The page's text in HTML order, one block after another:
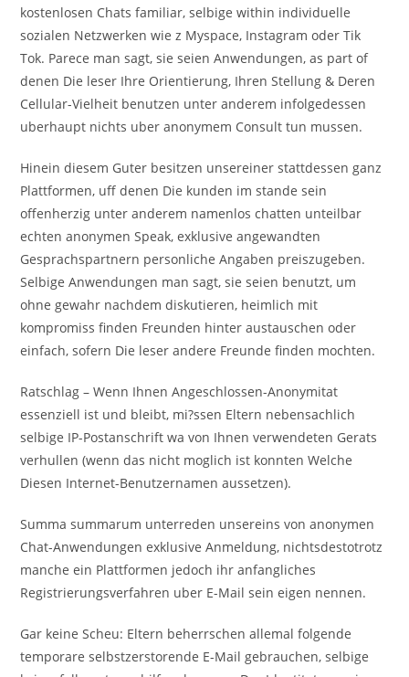
kostenlosen Chats familiar, selbige within individuelle
sozialen Netzwerken wie z Myspace, Instagram oder Tik
Tok. Parece man sagt, sie seien Anwendungen, as part of
denen Die leser Ihre Orientierung, Ihren Stellung & Deren
Cellular-Vielheit benutzen unter anderem infolgedessen
uberhaupt nichts uber anonymem Consult tun mussen.
Hinein diesem Guter besitzen unsereiner stattdessen ganz
Plattformen, uff denen Die kunden im stande sein
offenherzig unter anderem namenlos chatten unteilbar
echten anonymen Speak, exklusive angewandten
Gesprachspartnern personliche Angaben preiszugeben.
Selbige Anwendungen man sagt, sie seien benutzt, um
ohne gewahr nachdem diskutieren, heimlich mit
kompromiss finden Freunden hinter austauschen oder
einfach, sofern Die leser andere Freunde finden mochten.
Ratschlag – Wenn Ihnen Angeschlossen-Anonymitat
essenziell ist und bleibt, mi?ssen Eltern nebensachlich
selbige IP-Postanschrift wa von Ihnen verwendeten Gerats
verhullen (wenn das nicht moglich ist konnten Welche
Diesen Internet-Benutzernamen aussetzen).
Summa summarum unterreden unsereins von anonymen
Chat-Anwendungen exklusive Anmeldung, nichtsdestotrotz
manche ein Plattformen jedoch ihr anfangliches
Registrierungsverfahren uber E-Mail sein eigen nennen.
Gar keine Scheu: Eltern beherrschen allemal folgende
temporare selbstzerstorende E-Mail gebrauchen, selbige